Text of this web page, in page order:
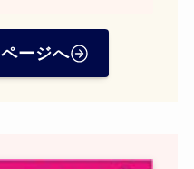
ージへ